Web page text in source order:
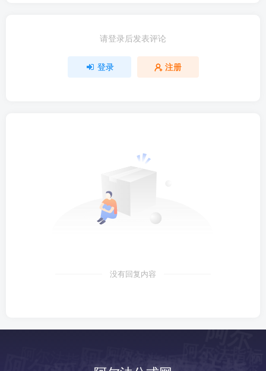
请登录后发表评论
登录 注册
没有回复内容
阿
尔
指
阿尔法指标网
阿尔法指标网阿尔法指标网